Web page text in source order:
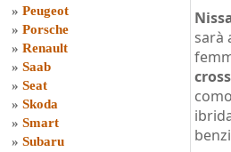
» Peugeot
» Porsche
» Renault
» Saab
» Seat
» Skoda
» Smart
» Subaru
sarà